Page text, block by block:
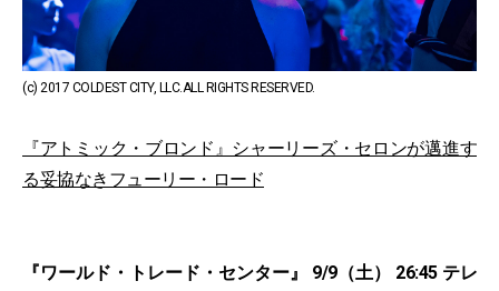
(c) 2017 COLDEST CITY, LLC.ALL RIGHTS RESERVED.
『アトミック・ブロンド』シャーリーズ・セロンが邁進す
る妥協なきフューリー・ロード
『ワールド・トレード・センター』 9/9（土） 26:45 テレ